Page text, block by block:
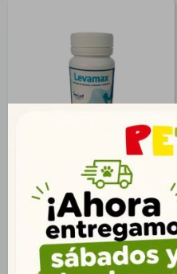
Levamax x 30 Comp.
$ 306
$ 221